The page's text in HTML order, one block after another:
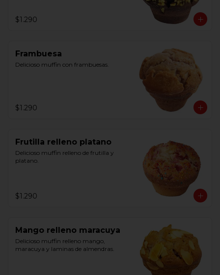
$1.290
Frambuesa
Delicioso muffin con frambuesas.
$1.290
Frutilla relleno platano
Delicioso muffin relleno de frutilla y
platano.
$1.290
Mango relleno maracuya
Delicioso muffin relleno mango,
maracuya y laminas de almendras.